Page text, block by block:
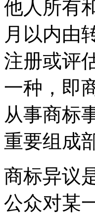
他人所有
月以内由
注册或评
一种，即
从事商标
重要组成
商标异议
公众对某